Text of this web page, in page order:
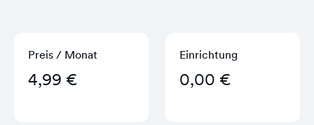
Preis / Monat
4,99 €
Einrichtung
0,00 €